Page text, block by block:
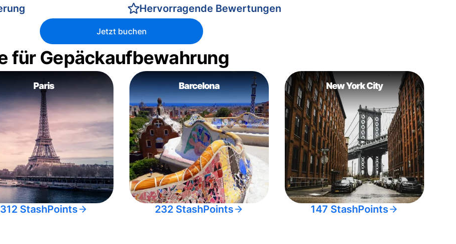
Hervorragende Bewertungen
Jetzt buchen
für Gepäckaufbewahrung
Paris
312 StashPoints
Barcelona
232 StashPoints
New York City
147 StashPoints